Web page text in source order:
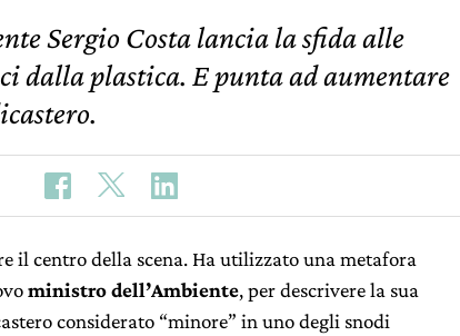
Sergio Costa lancia la sfida alle
dalla plastica. E punta ad aumentare
il centro della scena. Ha utilizzato una metafora
ministro dell’Ambiente, per descrivere la sua
considerato “minore” in uno degli snodi